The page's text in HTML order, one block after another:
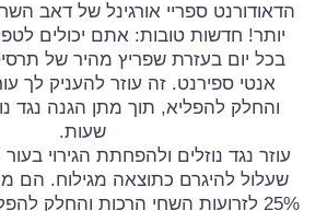
הדאודורנט ספריי אורגינל של דאב
יותר! חדשות טובות: אתם יכולים
בכל יום בעזרת שפריץ מהיר של
אנטי ספירנט. זה עוזר להעניק לך
שעות.
עוזר נגד נוזלים ולהפחתת הגירוי
שעלול להיגרם כתוצאה מגילוח. הם
25% לזרועות השחי הרכות והחלק